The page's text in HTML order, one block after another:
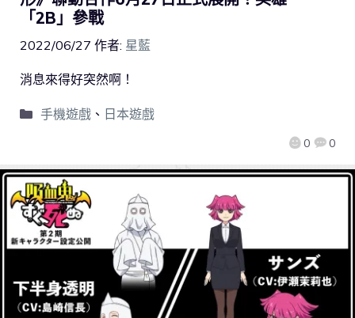
「2B」參戰
2022/06/27 作者: 星藍
0 0
消息來得好突然啊！
手機遊戲、 日本遊戲